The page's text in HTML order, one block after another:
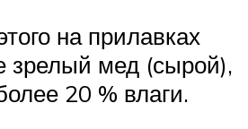
на прилавках
зрелый мед (сырой),
20 % влаги.